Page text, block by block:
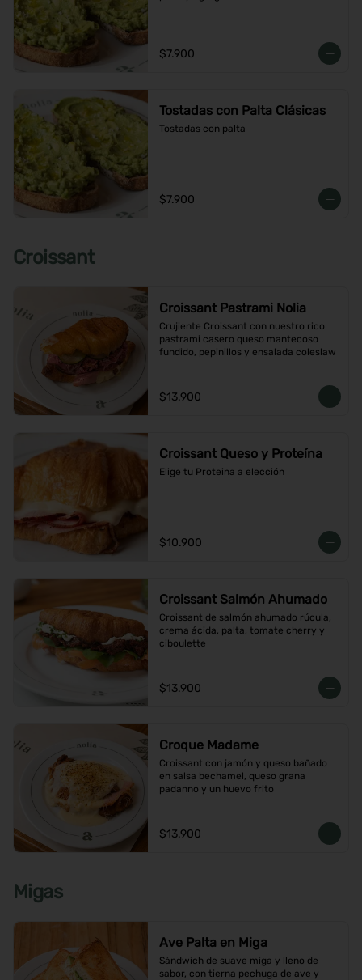
$7.900
Tostadas con Palta Clásicas
Tostadas con palta
$7.900
Croissant
Croissant Pastrami Nolia
Crujiente Croissant con nuestro rico
pastrami casero queso mantecoso
fundido, pepinillos y ensalada coleslaw
$13.900
Croissant Queso y Proteína
Elige tu Proteina a elección
$10.900
Croissant Salmón Ahumado
Croissant de salmón ahumado rúcula,
crema ácida, palta, tomate cherry y
ciboulette
$13.900
Croque Madame
Croissant con jamón y queso bañado
en salsa bechamel, queso grana
padanno y un huevo frito
$13.900
Migas
Ave Palta en Miga
Sándwich de suave miga y lleno de
sabor, con tierna pechuga de ave y